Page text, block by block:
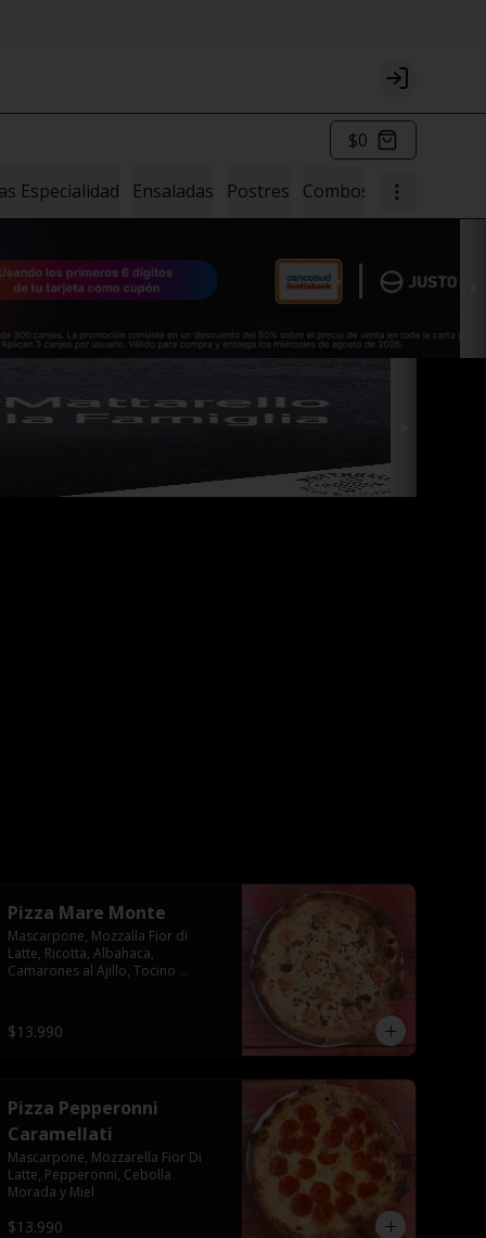
Login
$0
Especialidad Ensaladas Postres Combos
Pizza Mare Monte
Mascarpone, Mozzalla Fior di
Latte, Ricotta, Albahaca,
Camarones al Ajillo, Tocino
$13.990
Pizza Pepperonni
Caramellati
Mascarpone, Mozzarella Fior Di
Latte, Pepperonni, Cebolla
Morada y Miel
$13.990